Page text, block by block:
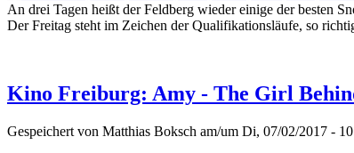
An drei Tagen heißt der Feldberg wieder einige der besten
Der Freitag steht im Zeichen der Qualifikationsläufe, so
Kino Freiburg: Amy - The Girl
Gespeichert von Matthias Boksch am/um Di, 07/02/2017 -